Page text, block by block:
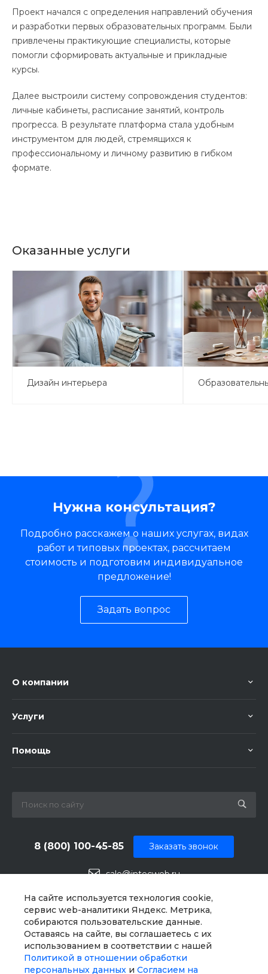
На сайте используется технология cookie,
сервис web-аналитики Яндекс. Метрика,
собираются пользовательские данные.
Оставаясь на сайте, вы соглашаетесь с их
использованием в соответствии с нашей
Политикой в отношении обработки
персональных данных и Согласием на
Проект начался с определения направлений обучения
и разработки первых образовательных программ. Были
привлечены практикующие специалисты, которые
помогли сформировать актуальные и прикладные
курсы.
Далее выстроили систему сопровождения студентов:
личные кабинеты, расписание занятий, контроль
прогресса. В результате платформа стала удобным
инструментом для людей, стремящихся к
профессиональному и личному развитию в гибком
формате.
Оказанные услуги
Дизайн интерьера
Нужна консультация?
Подробно расскажем о наших услугах, видах
работ и типовых проектах, рассчитаем
стоимость и подготовим индивидуальное
предложение!
Задать вопрос
О компании
Услуги
Помощь
8 (800) 100-45-85
sale@intecweb.ru
Заказать звонок
г. Челябинск, ул.Свободы, д. 93, оф. 6